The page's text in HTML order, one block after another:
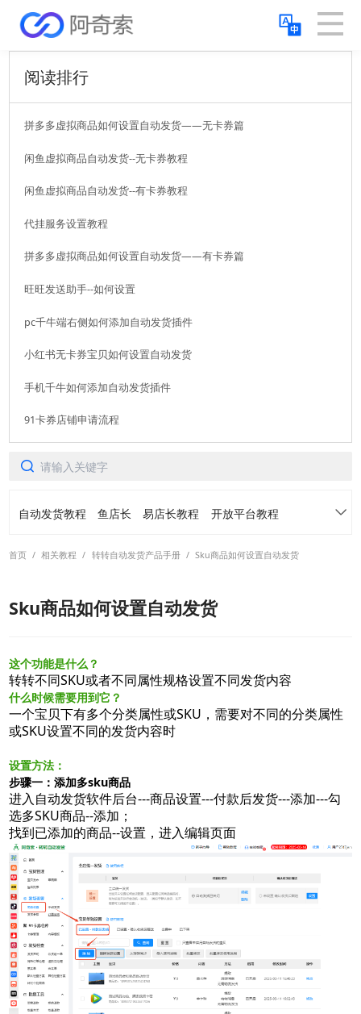
阅读排行
拼多多虚拟商品如何设置自动发货——无卡券篇
闲鱼虚拟商品自动发货--无卡券教程
闲鱼虚拟商品自动发货--有卡券教程
代挂服务设置教程
拼多多虚拟商品如何设置自动发货——有卡券篇
旺旺发送助手--如何设置
pc千牛端右侧如何添加自动发货插件
小红书无卡券宝贝如何设置自动发货
手机千牛如何添加自动发货插件
91卡券店铺申请流程
自动发货教程 鱼店长 易店长教程 开放平台教程
91卡券仓库 转转免费领 常见问题
各平台常用功能案例介绍 活动手册
转转自动发货产品手册
首页 / 相关教程 / 转转自动发货产品手册 / Sku商品如何设置自动发货
Sku商品如何设置自动发货
这个功能是什么？
转转不同SKU或者不同属性规格设置不同发货内容
什么时候需要用到它？
一个宝贝下有多个分类属性或SKU，需要对不同的分类属性
或SKU设置不同的发货内容时
设置方法：
步骤一：添加多sku商品
进入自动发货软件后台---商品设置---付款后发货---添加---勾
选多SKU商品--添加；
找到已添加的商品--设置，进入编辑页面